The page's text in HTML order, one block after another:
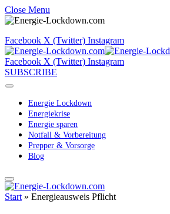
Close Menu
Facebook X (Twitter) Instagram
Facebook X (Twitter) Instagram
SUBSCRIBE
Energie Lockdown
Energiekrise
Energie sparen
Notfall & Vorbereitung
Prepper & Vorsorge
Blog
Start » Energieausweis Pflicht